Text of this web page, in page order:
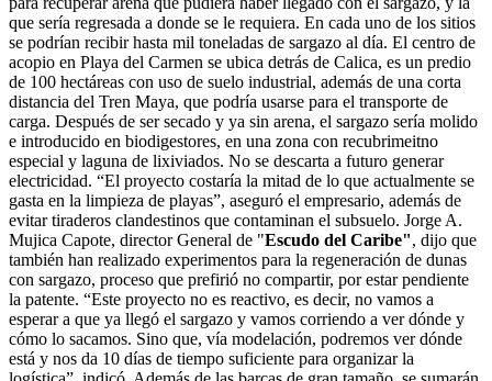
que sería regresada a donde se le requiera. En cada uno de los sitios
se podrían recibir hasta mil toneladas de sargazo al día. El centro de
acopio en Playa del Carmen se ubica detrás de Calica, es un predio
de 100 hectáreas con uso de suelo industrial, además de una corta
distancia del Tren Maya, que podría usarse para el transporte de
carga. Después de ser secado y ya sin arena, el sargazo sería molido
e introducido en biodigestores, en una zona con recubrimeitno
especial y laguna de lixiviados. No se descarta a futuro generar
electricidad. “El proyecto costaría la mitad de lo que actualmente se
gasta en la limpieza de playas”, aseguró el empresario, además de
evitar tiraderos clandestinos que contaminan el subsuelo. Jorge A.
Mujica Capote, director General de "Escudo del Caribe", dijo que
también han realizado experimentos para la regeneración de dunas
con sargazo, proceso que prefirió no compartir, por estar pendiente
la patente. “Este proyecto no es reactivo, es decir, no vamos a
esperar a que ya llegó el sargazo y vamos corriendo a ver dónde y
cómo lo sacamos. Sino que, vía modelación, podremos ver dónde
está y nos da 10 días de tiempo suficiente para organizar la